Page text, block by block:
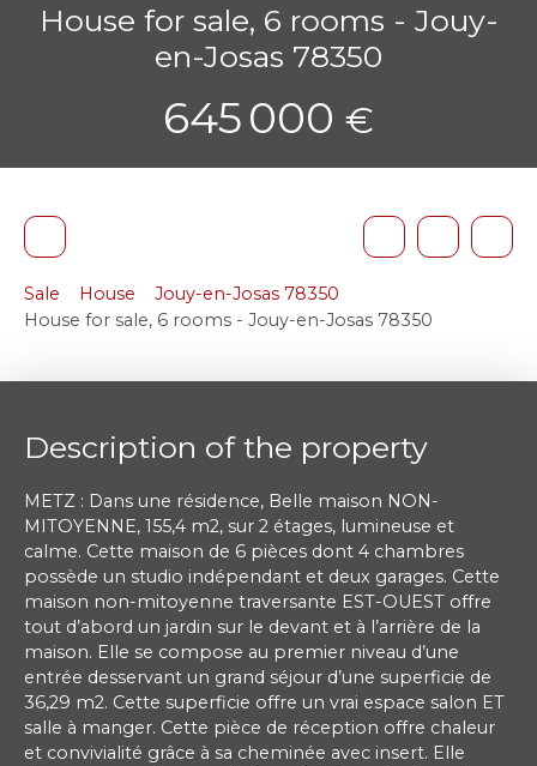
House for sale, 6 rooms - Jouy-
en-Josas 78350
645 000 €
Sale House
Jouy-en-Josas 78350
House for sale, 6 rooms - Jouy-en-Josas 78350
Description of the property
METZ : Dans une résidence, Belle maison NON-
MITOYENNE, 155,4 m2, sur 2 étages, lumineuse et
calme. Cette maison de 6 pièces dont 4 chambres
possède un studio indépendant et deux garages. Cette
maison non-mitoyenne traversante EST-OUEST offre
tout d’abord un jardin sur le devant et à l’arrière de la
maison. Elle se compose au premier niveau d’une
entrée desservant un grand séjour d’une superficie de
36,29 m2. Cette superficie offre un vrai espace salon ET
salle à manger. Cette pièce de réception offre chaleur
et convivialité grâce à sa cheminée avec insert. Elle